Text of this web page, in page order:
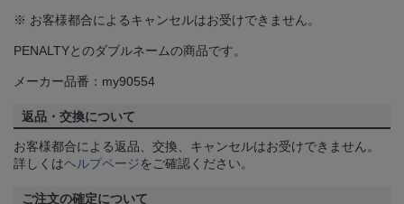
※ お客様都合によるキャンセルはお受けできません。
PENALTYとのダブルネームの商品です。
メーカー品番：my90554
返品・交換について
お客様都合による返品、交換、キャンセルはお受けできません。
詳しくはヘルプページをご確認ください。
ご注文の確定について